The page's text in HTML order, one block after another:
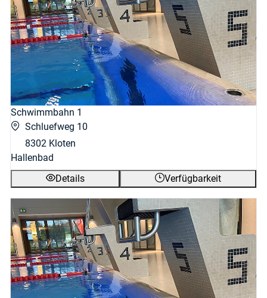
Schwimmbahn 1
Schluefweg 10
8302 Kloten
Hallenbad
Details
Verfügbarkeit